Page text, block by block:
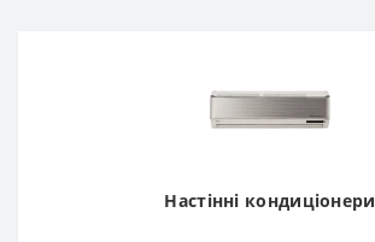
Настінні кондиціонери